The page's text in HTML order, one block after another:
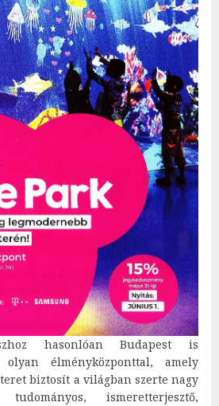
hasonlóan Budapest is
élményközponttal, amely
biztosít a világban szerte nagy
ismeretterjesztő,